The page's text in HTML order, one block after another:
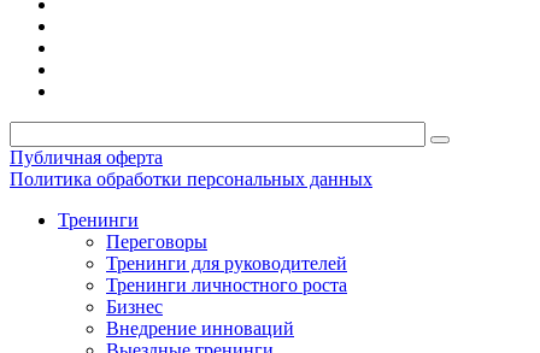
Публичная оферта
Политика обработки персональных данных
Тренинги
Переговоры
Тренинги для руководителей
Тренинги личностного роста
Бизнес
Внедрение инноваций